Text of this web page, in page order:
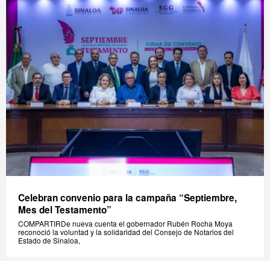
Celebran convenio para la campaña “Septiembre,
Mes del Testamento”
COMPARTIRDe nueva cuenta el gobernador Rubén Rocha Moya
reconoció la voluntad y la solidaridad del Consejo de Notarios del
Estado de Sinaloa,